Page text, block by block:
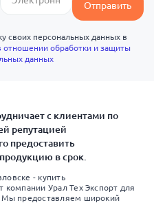
Отправить
своих персональных данных в
отношении обработки и защиты
данных
с клиентами по
репутацией
предоставить
в срок.
- купить
Урал Тех Экспорт для
предоставляем широкий